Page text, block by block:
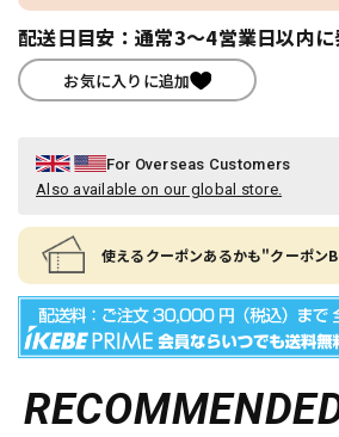
配送日目安：通常3～4営業日以内
お気に入りに追加
For Overseas Customers
Also available on our global store.
使えるクーポンあるかも"クーポン